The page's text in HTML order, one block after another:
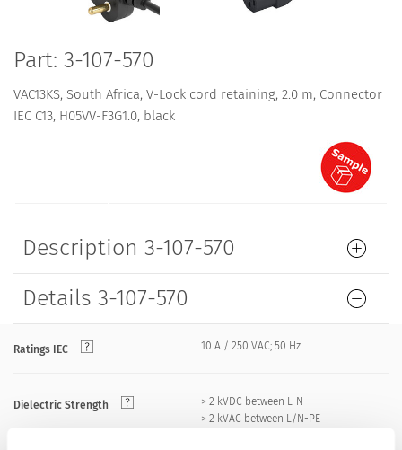
Part: 3-107-570
VAC13KS, South Africa, V-Lock cord retaining, 2.0 m, Connector
IEC C13, H05VV-F3G1.0, black
Description 3-107-570
Details 3-107-570
Ratings IEC 10 A / 250 VAC; 50 Hz
Dielectric Strength
> 2 kVDC between L-N
> 2 kVAC between L/N-PE